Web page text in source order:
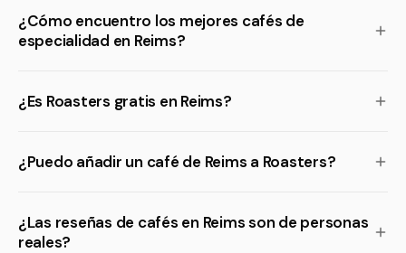
¿Cómo encuentro los mejores cafés de
especialidad en Reims?
¿Es Roasters gratis en Reims?
¿Puedo añadir un café de Reims a Roasters?
¿Las reseñas de cafés en Reims son de personas
reales?